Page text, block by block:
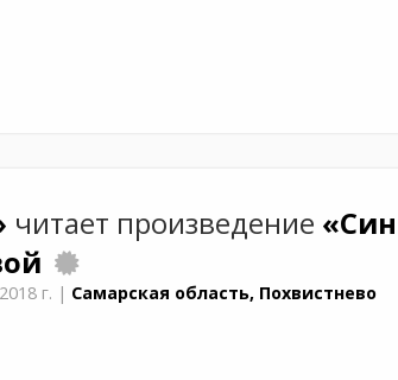
читает произведение
г. | Самарская область, Похвистнево